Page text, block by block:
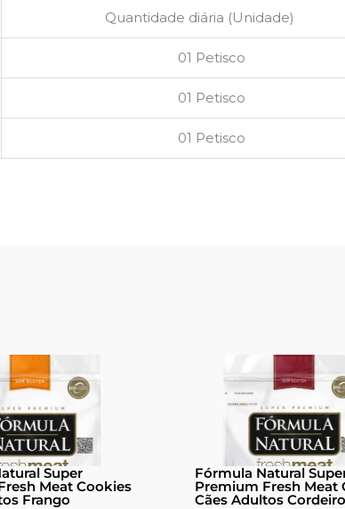
Quantidade diária (Unidade)
01 Petisco
01 Petisco
01 Petisco
Super
Meat Cookies
Frango
Fórmula Natural
Premium Fresh Meat
Cães Adultos Cordeiro